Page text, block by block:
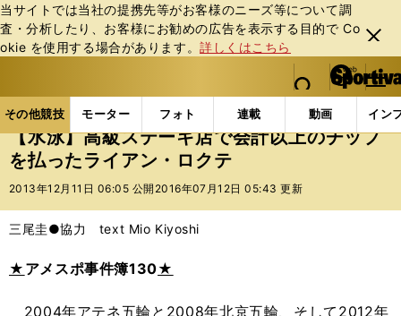
当サイトでは当社の提携先等がお客様のニーズ等について調
査・分析したり、お客様にお勧めの広告を表⽰する⽬的で Co
okie を使⽤する場合があります。詳しくはこちら
閉じ
る
web Sportiva (webスポルティーバ)
検索
マイペ
ー
ジ
メニュ
その他競技 モーター フォト 連載 動画 イン
ス
ポ
ル
バ
その他競技の記事一覧 水泳 【水泳】高級ステーキ
【水泳】高級ステーキ店で会計以上のチップ
を払ったライアン・ロクテ
2013年12月11日 06:05 公開 2016年07月12日 05:43 更新
三尾圭●協力 text Mio Kiyoshi
★ アメスポ事件簿130★
2004年アテネ五輪と2008年北京五輪、そして2012年